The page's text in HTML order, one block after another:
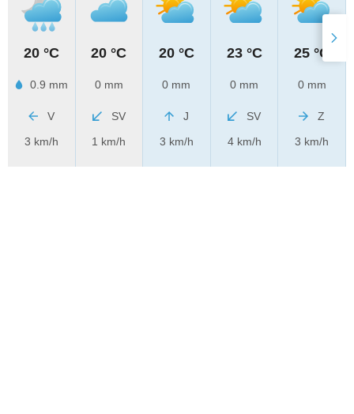
20 °C
0.9 mm
V
3 km/h
20 °C
0 mm
SV
1 km/h
20 °C
0 mm
J
3 km/h
23 °C
0 mm
SV
4 km/h
25 °C
0 mm
Z
3 km/h